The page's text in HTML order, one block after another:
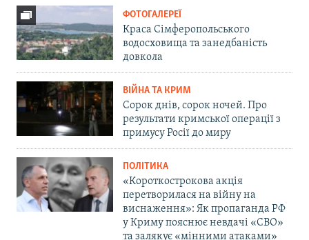
ФОТОГАЛЕРЕЇ
Краса Сімферопольського
водосховища та занедбаність
довкола
ВІЙНА ТА КРИМ
Сорок днів, сорок ночей. Про
результати кримської операції з
примусу Росії до миру
ПОЛІТИКА
«Короткострокова акція
перетворилася на війну на
виснаження»: Як пропаганда РФ
у Криму пояснює невдачі «СВО»
та залякує «мінними атаками»